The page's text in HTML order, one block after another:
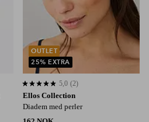
Ellos Collection
Diadem med perler
5,0 basert på 2 karaktergivninger
5,0 (2)
OUTLET
25% EXTRA